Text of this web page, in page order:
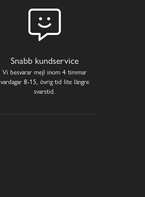
Snabb kundservice
Vi besvarar mejl inom 4 timmar
vardagar 8-15, övrig tid lite längre
svarstid.